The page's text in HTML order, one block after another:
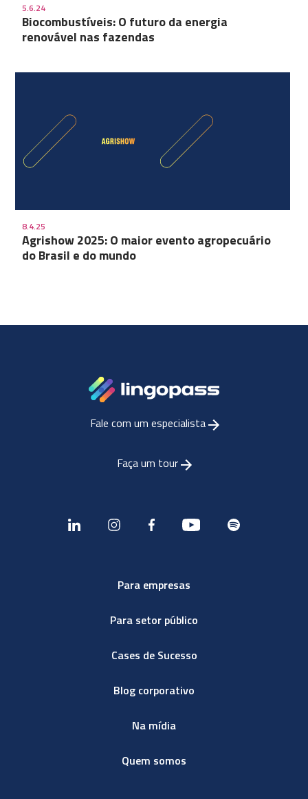
5.6.24
Biocombustíveis: O futuro da energia
renovável nas fazendas
8.4.25
Agrishow 2025: O maior evento agropecuário
do Brasil e do mundo
Fale com um especialista
Faça um tour
Para empresas
Para setor público
Cases de Sucesso
Blog corporativo
Na mídia
Quem somos